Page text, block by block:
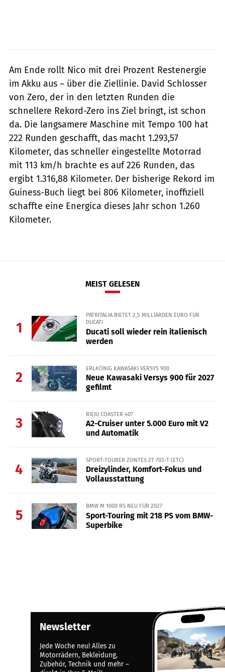
Am Ende rollt Nico mit drei Prozent Restenergie
im Akku aus – über die Ziellinie. David Schlosser
von Zero, der in den letzten Runden die
schnellere Rekord-Zero ins Ziel bringt, ist schon
da. Die langsamere Maschine mit Tempo 100 hat
222 Runden geschafft, das macht 1.293,57
Kilometer, das schneller eingestellte Motorrad
mit 113 km/h brachte es auf 226 Runden, das
ergibt 1.316,88 Kilometer. Der bisherige Rekord im
Guiness-Buch liegt bei 806 Kilometer, inoffiziell
schaffte eine Energica dieses Jahr schon 1.260
Kilometer.
MEIST GELESEN
1
PATRITALIA BIETET 2,5 MILLIARDEN EURO FÜR
DUCATI
Ducati soll wieder rein italienisch
werden
2
ERLKÖNIG KAWASAKI VERSYS 900
Neue Kawasaki Versys 900 für 2027
gefilmt
3
RIEJU COASTER 407
A2-Cruiser unter 5.000 Euro mit V2
und Automatik
4
SPORT-TOURER ZONTES ZT 703-T (ETC)
Dreizylinder, Komfort-Fokus und
Vollausstattung
5
BMW M 1000 RS NEU FÜR 2027
Sport-Touring mit 218 PS vom BMW-
Superbike
Newsletter
Jede Woche neu! Alles zu
Motorrädern, Bekleidung,
Zubehör, Technik und mehr –